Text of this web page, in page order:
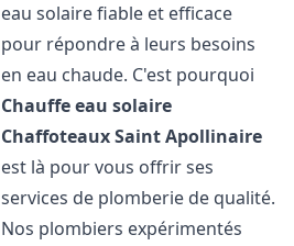
eau solaire fiable et efficace
pour répondre à leurs besoins
en eau chaude. C'est pourquoi
Chauffe eau solaire
ChaffoteauxSaint Apollinaire
est là pour vous offrir ses
services de plomberie de qualité.
Nos plombiers expérimentés